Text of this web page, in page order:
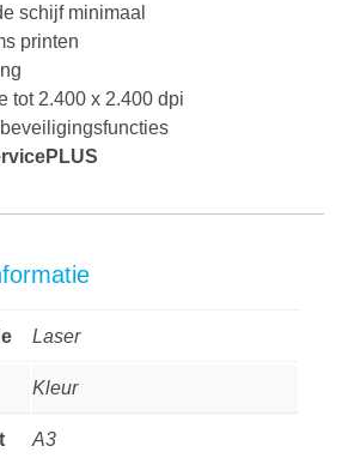
schijf minimaal
printen
tot 2.400 x 2.400 dpi
Laser
Kleur
A3